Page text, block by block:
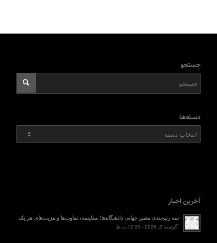
جستجو
دسته‌ها
دسته‌ها
آخرین اخبار
سه رتبه‌بندی معتبر جهانی دانشگاه‌ها؛ مقایسه، تفاوت‌ها و مزیت‌های هر یک
آگوست 2, 2026 - 12:20 ب.ظ